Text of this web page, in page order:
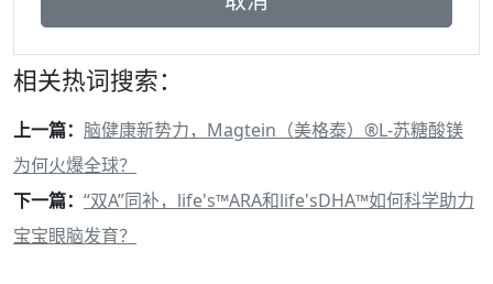
相关热词搜索：
上一篇： 脑健康新势力，Magtein（美格泰）®L-苏糖酸镁
为何火爆全球？
下一篇： “双A”同补，life's™ARA和life'sDHA™如何科学助力
宝宝眼脑发育？